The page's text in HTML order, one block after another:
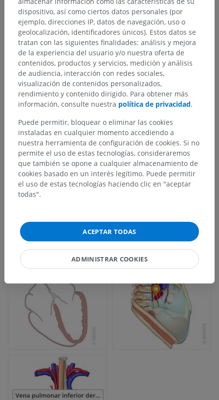
dispositivo, así como ciertos datos personales (por
ejemplo, direcciones IP, datos de navegación, uso o
geolocalización, identificadores únicos). Estos datos se
tratan con las siguientes finalidades: análisis y mejora
de la experiencia del usuario y/o nuestra oferta de
contenidos, productos y servicios, medición y análisis
de audiencia, interacción con redes sociales,
visualización de contenidos personalizados,
rendimiento y contenido dirigido. Para obtener más
información, consulte nuestra política de privacidad.
Puede permitir, bloquear o eliminar las cookies
instaladas en cualquier momento accediendo a
nuestra herramienta de configuración de cookies. Si no
permite el uso de estas tecnologías, consideraremos
que también se opone a cualquier almacenamiento de
cookies basado en un interés legítimo. Puede permitir
el uso de estas tecnologías haciendo clic en "aceptar
todas".
ACEPTAR TODAS
ADMINISTRAR COOKIES